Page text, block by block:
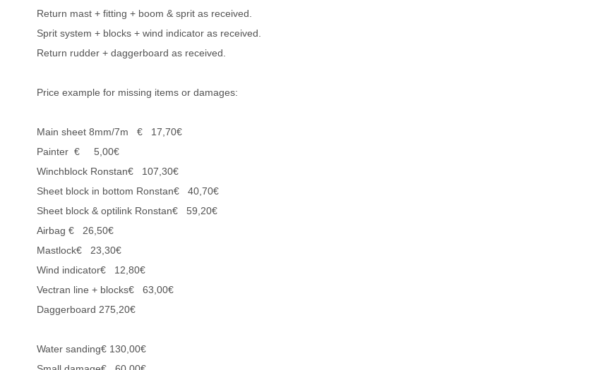
Return mast + fitting + boom & sprit as received.
Sprit system + blocks + wind indicator as received.
Return rudder + daggerboard as received.
Price example for missing items or damages:
Main sheet 8mm/7m € 17,70€
Painter € 5,00€
Winchblock Ronstan€ 107,30€
Sheet block in bottom Ronstan€ 40,70€
Sheet block & optilink Ronstan€ 59,20€
Airbag € 26,50€
Mastlock€ 23,30€
Wind indicator€ 12,80€
Vectran line + blocks€ 63,00€
Daggerboard 275,20€
Water sanding€ 130,00€